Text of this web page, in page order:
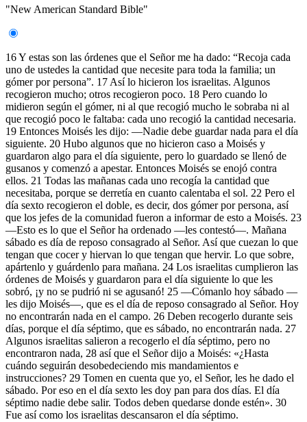
"New American Standard Bible"
16 Y estas son las órdenes que el Señor me ha dado: “Recoja cada
uno de ustedes la cantidad que necesite para toda la familia; un
gómer por persona”. 17 Así lo hicieron los israelitas. Algunos
recogieron mucho; otros recogieron poco. 18 Pero cuando lo
midieron según el gómer, ni al que recogió mucho le sobraba ni al
que recogió poco le faltaba: cada uno recogió la cantidad necesaria.
19 Entonces Moisés les dijo: —Nadie debe guardar nada para el día
siguiente. 20 Hubo algunos que no hicieron caso a Moisés y
guardaron algo para el día siguiente, pero lo guardado se llenó de
gusanos y comenzó a apestar. Entonces Moisés se enojó contra
ellos. 21 Todas las mañanas cada uno recogía la cantidad que
necesitaba, porque se derretía en cuanto calentaba el sol. 22 Pero el
día sexto recogieron el doble, es decir, dos gómer por persona, así
que los jefes de la comunidad fueron a informar de esto a Moisés. 23
—Esto es lo que el Señor ha ordenado —les contestó—. Mañana
sábado es día de reposo consagrado al Señor. Así que cuezan lo que
tengan que cocer y hiervan lo que tengan que hervir. Lo que sobre,
apártenlo y guárdenlo para mañana. 24 Los israelitas cumplieron las
órdenes de Moisés y guardaron para el día siguiente lo que les
sobró, ¡y no se pudrió ni se agusanó! 25 —Cómanlo hoy sábado —
les dijo Moisés—, que es el día de reposo consagrado al Señor. Hoy
no encontrarán nada en el campo. 26 Deben recogerlo durante seis
días, porque el día séptimo, que es sábado, no encontrarán nada. 27
Algunos israelitas salieron a recogerlo el día séptimo, pero no
encontraron nada, 28 así que el Señor dijo a Moisés: «¿Hasta
cuándo seguirán desobedeciendo mis mandamientos e
instrucciones? 29 Tomen en cuenta que yo, el Señor, les he dado el
sábado. Por eso en el día sexto les doy pan para dos días. El día
séptimo nadie debe salir. Todos deben quedarse donde estén». 30
Fue así como los israelitas descansaron el día séptimo.